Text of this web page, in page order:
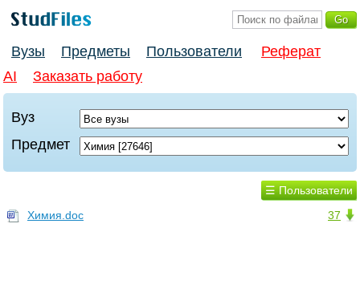
Вузы Предметы Пользователи
Реферат
AI
Заказать работу
Вуз
Предмет
☰ Пользователи
37
Химия.doc